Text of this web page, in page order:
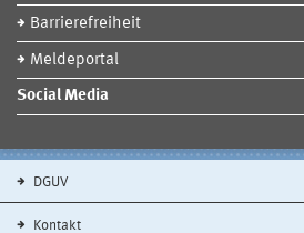
Barrierefreiheit
Meldeportal
Social Media
DGUV
Kontakt